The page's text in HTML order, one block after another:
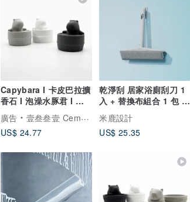
Capybara I 卡皮巴拉擴
香石 I 泡澡水豚君 I 附
5ml精油－交換禮物
廣告
壹叁叁壹 Cementer No.1331
US$ 24.77
乾淨刮 居家浴廁刮刀 1
入 + 替換布組合 1 包 (3
組入)
米鹿設計
US$ 25.35